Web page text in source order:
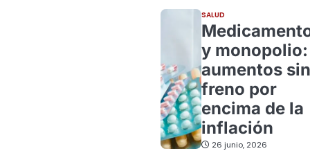
SALUD
y monopolio:
aumentos sin
freno por
encima de la
inflación
26 junio, 2026